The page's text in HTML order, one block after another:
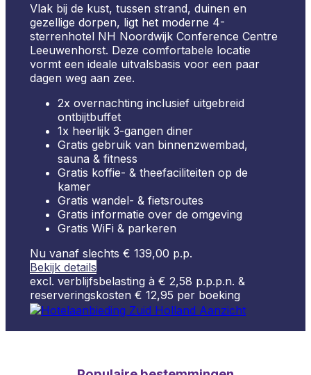
Vlak bij de kust, tussen strand, duinen en
gezellige dorpen, ligt het moderne 4-
sterrenhotel NH Noordwijk Conference Centre
Leeuwenhorst. Deze comfortabele locatie
vormt een ideale uitvalsbasis voor een paar
dagen weg aan zee.
2x overnachting inclusief uitgebreid
ontbijtbuffet
1x heerlijk 3-gangen diner
Gratis gebruik van binnenzwembad,
sauna & fitness
Gratis koffie- & theefaciliteiten op de
kamer
Gratis wandel- & fietsroutes
Gratis informatie over de omgeving
Gratis WiFi & parkeren
Nu vanaf slechts € 139,00 p.p.
Bekijk details
excl. verblijfsbelasting à € 2,58 p.p.p.n. &
reserveringskosten € 12,95 per boeking